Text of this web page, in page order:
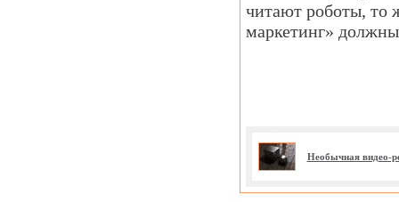
читают роботы, то
маркетинг»
Необычная видео-